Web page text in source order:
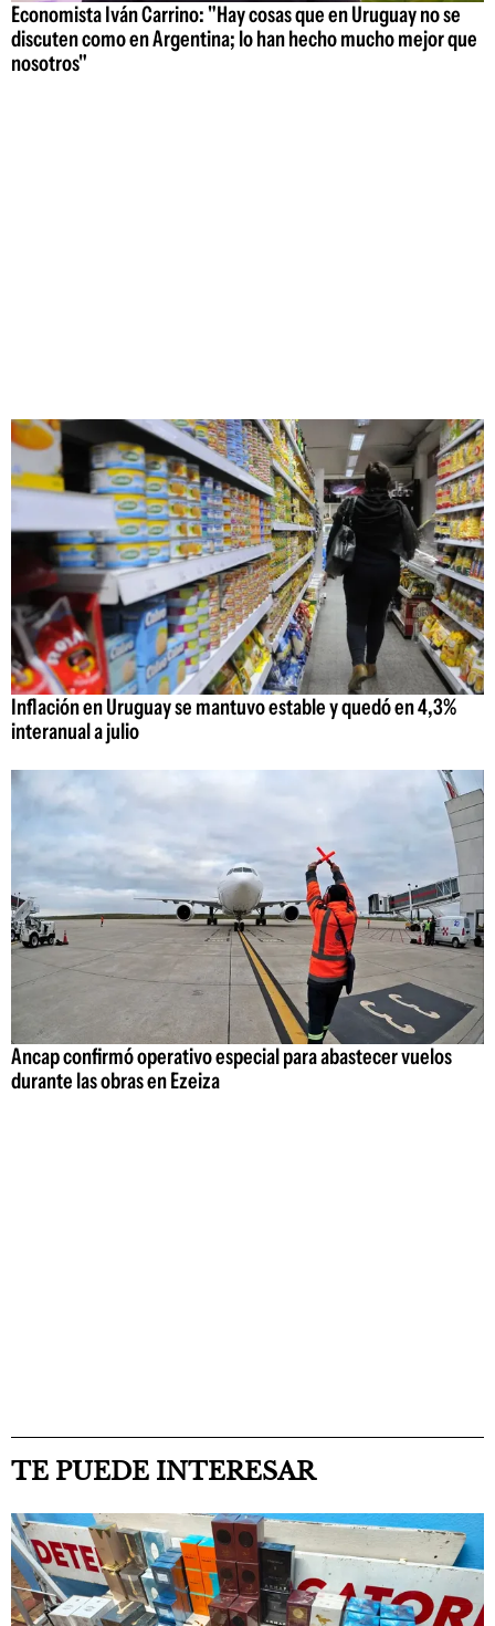
Economista Iván Carrino: "Hay cosas que en Uruguay no se
discuten como en Argentina; lo han hecho mucho mejor que
nosotros"
Inflación en Uruguay se mantuvo estable y quedó en 4,3%
interanual a julio
Ancap confirmó operativo especial para abastecer vuelos
durante las obras en Ezeiza
TE PUEDE INTERESAR